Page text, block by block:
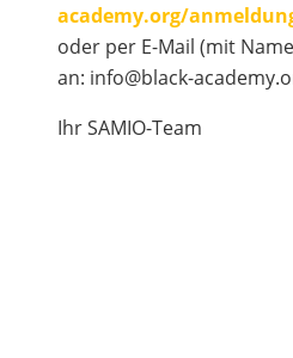
academy.org/
oder per E-Mail (mit
an: info@black-
Ihr SAMIO-Team